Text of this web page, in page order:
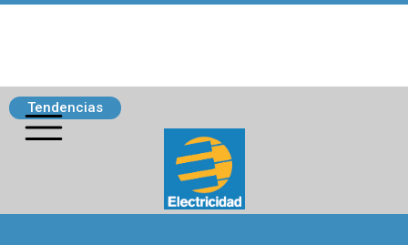
Tendencias